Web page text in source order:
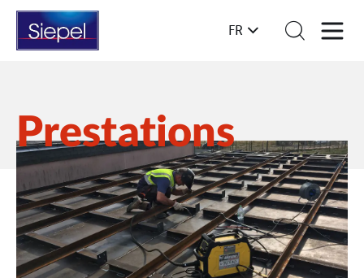
FR
Prestations